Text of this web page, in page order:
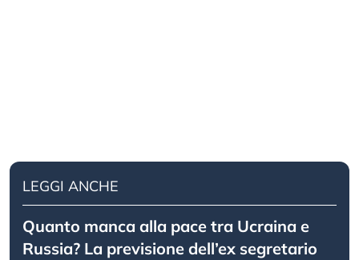
LEGGI ANCHE
Quanto manca alla pace tra Ucraina e
Russia? La previsione dell’ex segretario